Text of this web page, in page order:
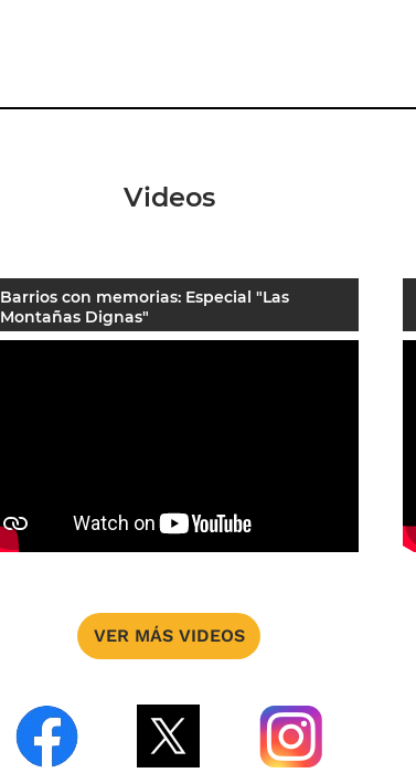
Videos
Barrios con memorias: Especial "Las
Montañas Dignas"
VER MÁS VIDEOS